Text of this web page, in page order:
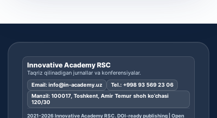
Innovative Academy RSC
Taqriz qilinadigan jurnallar va konferensiyalar.
Email: info@in-academy.uz Tel.: +998 93 569 23 06
Manzil: 100017, Toshkent, Amir Temur shoh ko’chasi
120/30
2021-2026 Innovative Academy RSC. DOI-ready publishing | Open